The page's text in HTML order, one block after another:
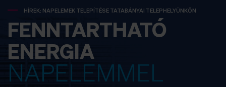
HÍREK: NAPELEMEK TELEPÍTÉSE TATABÁNYAI TELEPHELYÜNKÖN
FENNTARTHATÓ
ENERGIA
NAPELEMMEL